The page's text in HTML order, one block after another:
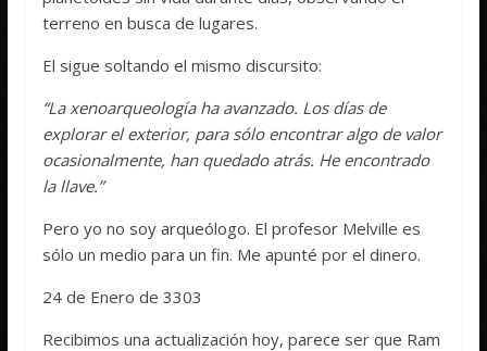
terreno en busca de lugares.
El sigue soltando el mismo discursito:
“La xenoarqueología ha avanzado. Los días de
explorar el exterior, para sólo encontrar algo de valor
ocasionalmente, han quedado atrás. He encontrado
la llave.”
Pero yo no soy arqueólogo. El profesor Melville es
sólo un medio para un fin. Me apunté por el dinero.
24 de Enero de 3303
Recibimos una actualización hoy, parece ser que Ram